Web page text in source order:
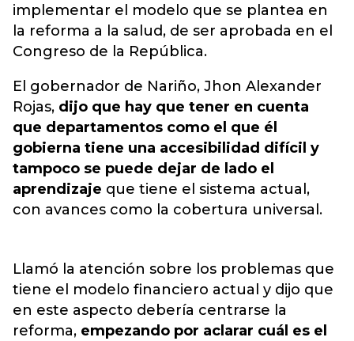
implementar el modelo que se plantea en
la reforma a la salud, de ser aprobada en el
Congreso de la República.
El gobernador de Nariño, Jhon Alexander
Rojas, dijo que hay que tener en cuenta
que departamentos como el que él
gobierna tiene una accesibilidad difícil y
tampoco se puede dejar de lado el
aprendizaje que tiene el sistema actual,
con avances como la cobertura universal.
Llamó la atención sobre los problemas que
tiene el modelo financiero actual y dijo que
en este aspecto debería centrarse la
reforma, empezando por aclarar cuál es el